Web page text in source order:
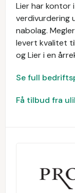
Lier har kontor
verdivurdering
nabolag.
levert kvalitet
og Lier i en
Se full
Få tilbud fra